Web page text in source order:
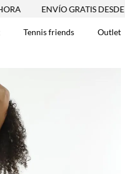
ENVÍO GRATIS DESDE $250.000
Tennis friends Outlet